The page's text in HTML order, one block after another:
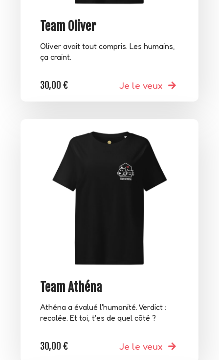
Team Oliver
Oliver avait tout compris. Les humains,
ça craint.
30,00€ Je le veux
Team Athéna
Athéna a évalué l'humanité. Verdict :
recalée. Et toi, t'es de quel côté ?
30,00€ Je le veux